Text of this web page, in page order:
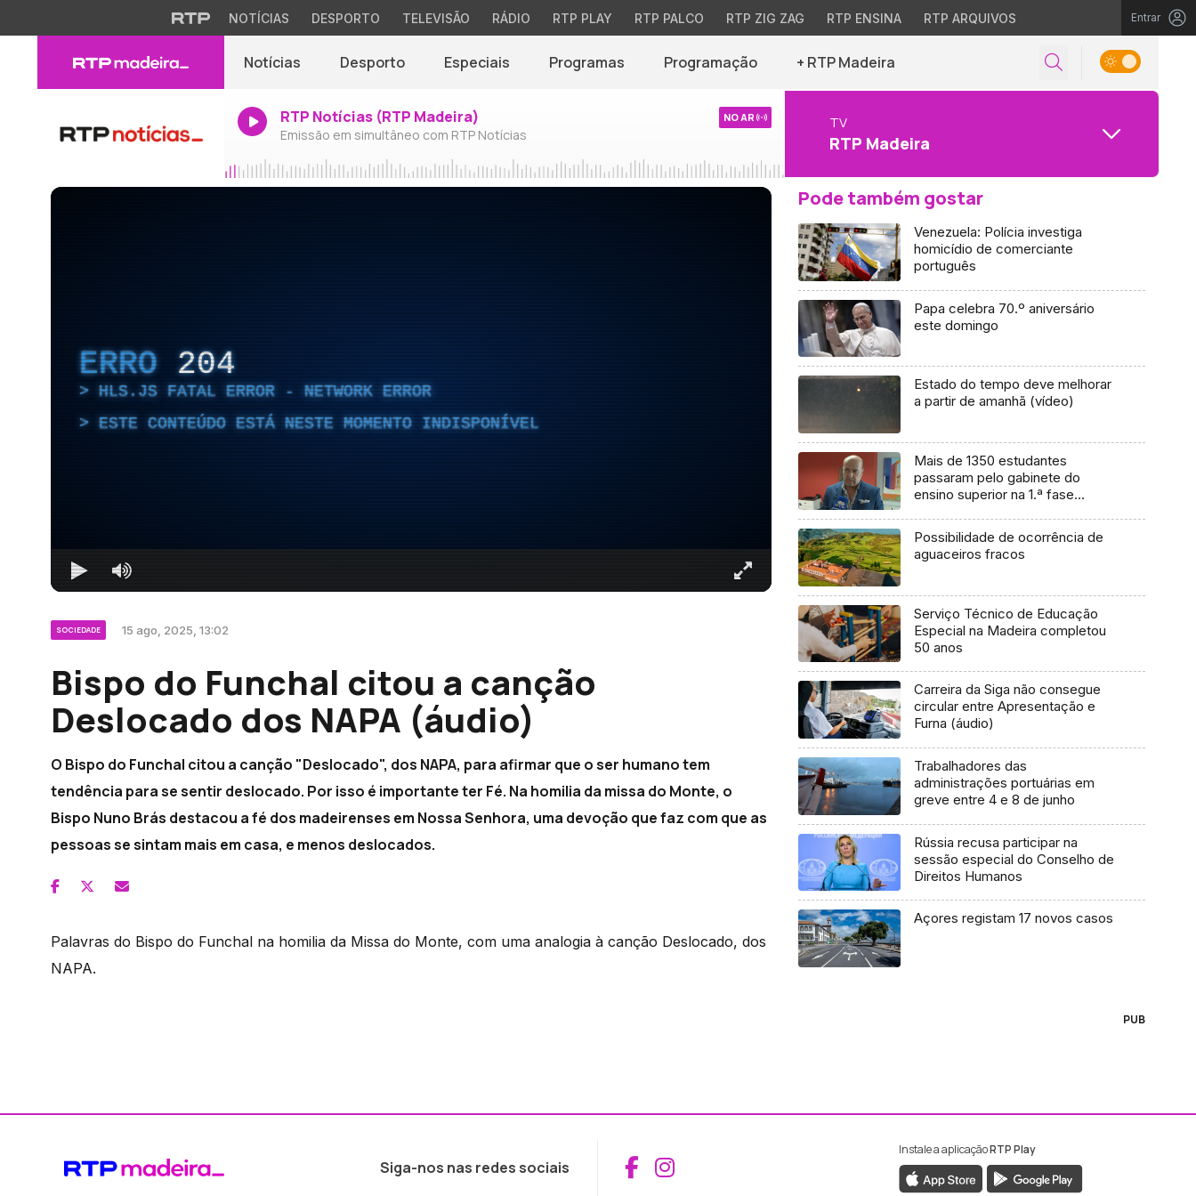
NOTÍCIAS DESPORTO TELEVISÃO RÁDIO RTP PLAY RTP PALCO RTP ZIG ZAG RTP ENSINA RTP ARQUIVOS Entrar
Notícias Desporto Especiais Programas Programação + RTP Madeira
RTP Notícias (RTP Madeira)
Emissão em simultâneo com RTP Notícias
NO AR TV
RTP Madeira
ERRO 204
HLS.JS FATAL ERROR - NETWORK ERROR
ESTE CONTEÚDO ESTÁ NESTE MOMENTO INDISPONÍVEL
SOCIEDADE 15 ago, 2025, 13:02
Bispo do Funchal citou a canção
Deslocado dos NAPA (áudio)
O Bispo do Funchal citou a canção "Deslocado", dos NAPA, para afirmar que o ser humano tem
tendência para se sentir deslocado. Por isso é importante ter Fé. Na homilia da missa do Monte, o
Bispo Nuno Brás destacou a fé dos madeirenses em Nossa Senhora, uma devoção que faz com que as
pessoas se sintam mais em casa, e menos deslocados.
Palavras do Bispo do Funchal na homilia da Missa do Monte, com uma analogia à canção Deslocado, dos
NAPA.
Pode também gostar
Venezuela: Polícia investiga
homicídio de comerciante
português
Papa celebra 70.º aniversário
este domingo
Estado do tempo deve melhorar
a partir de amanhã (vídeo)
Mais de 1350 estudantes
passaram pelo gabinete do
ensino superior na 1.ª fase
Possibilidade de ocorrência de
aguaceiros fracos
Serviço Técnico de Educação
Especial na Madeira completou
50 anos
Carreira da Siga não consegue
circular entre Apresentação e
Furna (áudio)
Trabalhadores das
administrações portuárias em
greve entre 4 e 8 de junho
Rússia recusa participar na
sessão especial do Conselho de
Direitos Humanos
Açores registam 17 novos casos
PUB
Siga-nos nas redes sociais Aceder ao Facebook da RTP Madeira
Aceder ao Instagram da RTP Madeira
Instale a aplicaçãoRTP Play